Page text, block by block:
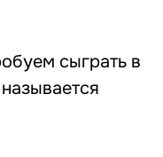
сыграть в